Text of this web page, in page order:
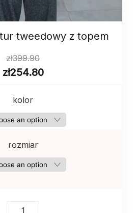
tweedowy z topem
zł399.90
zł254.80
kolor
rozmiar
Damski